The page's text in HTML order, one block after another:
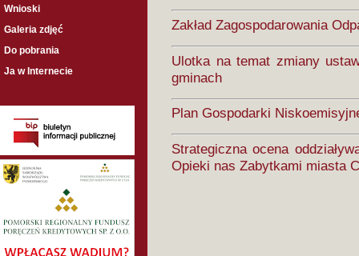
Wnioski
Galeria zdjęć
Do pobrania
Ja w Internecie
Zakład Zagospodarowania
Ulotka na temat zmiany
gminach
Plan Gospodarki
Strategiczna ocena
Opieki nas Zabytkami miasta